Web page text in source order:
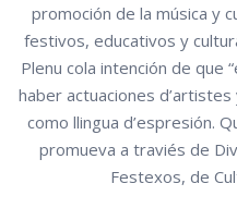
promoción de la música y
festivos, educativos y
Plenu cola intención de que
haber actuaciones d’artistes
como llingua d’espresión.
promueva a traviés de
Festexos, de